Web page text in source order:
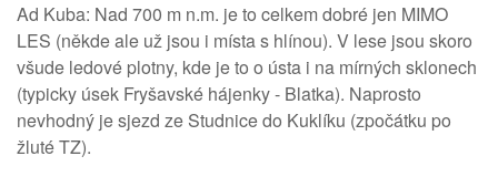
Ad Kuba: Nad 700 m n.m. je to celkem dobré jen MIMO
LES (někde ale už jsou i místa s hlínou). V lese jsou skoro
všude ledové plotny, kde je to o ústa i na mírných sklonech
(typicky úsek Fryšavské hájenky - Blatka). Naprosto
nevhodný je sjezd ze Studnice do Kuklíku (zpočátku po
žluté TZ).